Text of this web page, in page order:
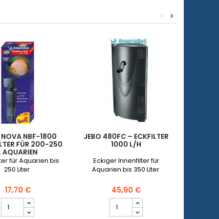
>
<
NBF-1800
FÜR 200-250
AQUARIEN
für Aquarien bis
250 Liter.
17,70 €
NOVA
JEBO 480FC – ECKFILTER
1000 L/H
Eckiger Innenfilter für
Aquarien bis 350 Liter.
45,90 €
480FC